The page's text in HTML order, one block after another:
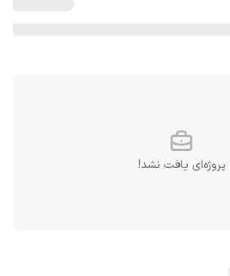
پروژه‌ای یافت نشد!